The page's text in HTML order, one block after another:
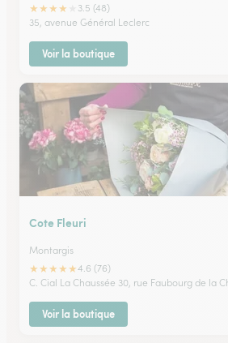
★★★★
3.5 (48)
35, avenue Général Leclerc
Voir la boutique
Cote Fleuri
Montargis
★★★★★4.6 (76)
C. Cial La Chaussée 30, rue Faubourg de la
Voir la boutique